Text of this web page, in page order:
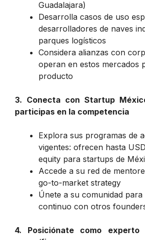
Guadalajara)
Desarrolla casos de uso
desarrolladores de naves
parques logísticos
Considera alianzas con
operan en estos mercados
producto
3. Conecta con Startup
participas en la competencia
Explora sus programas de
vigentes: ofrecen hasta
equity para startups de
Accede a su red de
go-to-market strategy
Únete a su comunidad
continuo con otros
4. Posiciónate como